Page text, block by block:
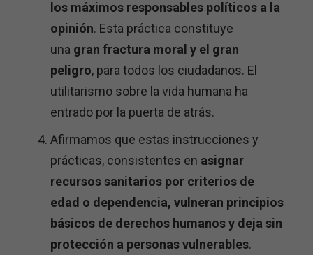
los máximos responsables políticos a la
opinión. Esta práctica constituye
una gran fractura moral y el gran
peligro, para todos los ciudadanos. El
utilitarismo sobre la vida humana ha
entrado por la puerta de atrás.
Afirmamos que estas instrucciones y
prácticas, consistentes en asignar
recursos sanitarios por criterios de
edad o dependencia, vulneran principios
básicos de derechos humanos y deja sin
protección a personas vulnerables.